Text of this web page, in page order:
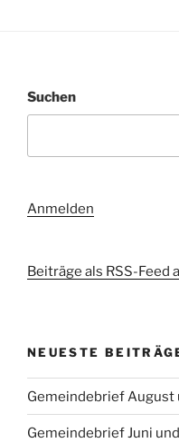
Suchen
Anmelden
Beiträge als RSS-Feed
NEUESTE
Gemeindebrief
Gemeindebrief Juni